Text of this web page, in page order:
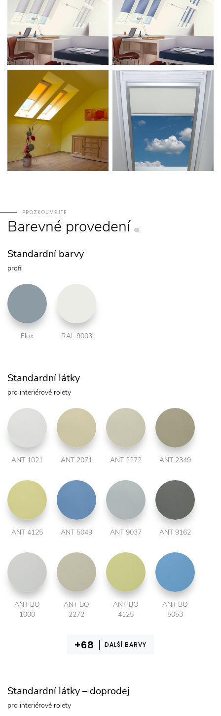
PROZKOUMEJTE
Barevné provedení
Standardní barvy
profil
Elox RAL 9003
Standardní látky
pro interiérové rolety
ANT 1021 ANT 2071 ANT 2272 ANT 2349
ANT 4125 ANT 5049 ANT 9037 ANT 9162
ANT BO
1000
ANT BO
2272
ANT BO
4125
ANT BO
5053
DALŠÍ BARVY
Standardní látky – doprodej
pro interiérové rolety